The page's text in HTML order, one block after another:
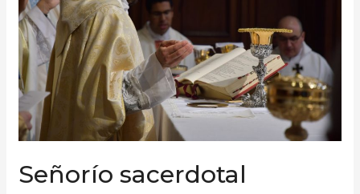
Señorío sacerdotal